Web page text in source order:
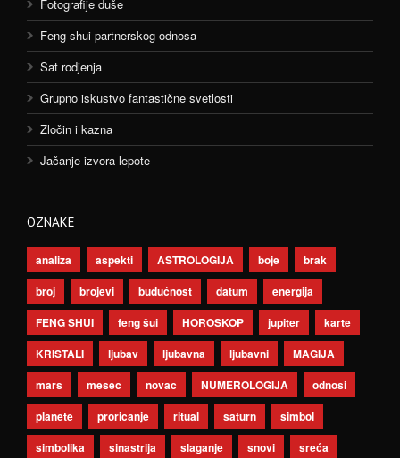
Fotografije duše
Feng shui partnerskog odnosa
Sat rodjenja
Grupno iskustvo fantastične svetlosti
Zločin i kazna
Jačanje izvora lepote
OZNAKE
analiza aspekti ASTROLOGIJA boje
brak
broj
brojevi budućnost datum
energija
FENG SHUI
feng šui HOROSKOP jupiter
karte
KRISTALI
ljubav ljubavna ljubavni
MAGIJA
mars
mesec novac NUMEROLOGIJA
odnosi
planete
proricanje ritual saturn
simbol
simbolika
sinastrija slaganje snovi sreća